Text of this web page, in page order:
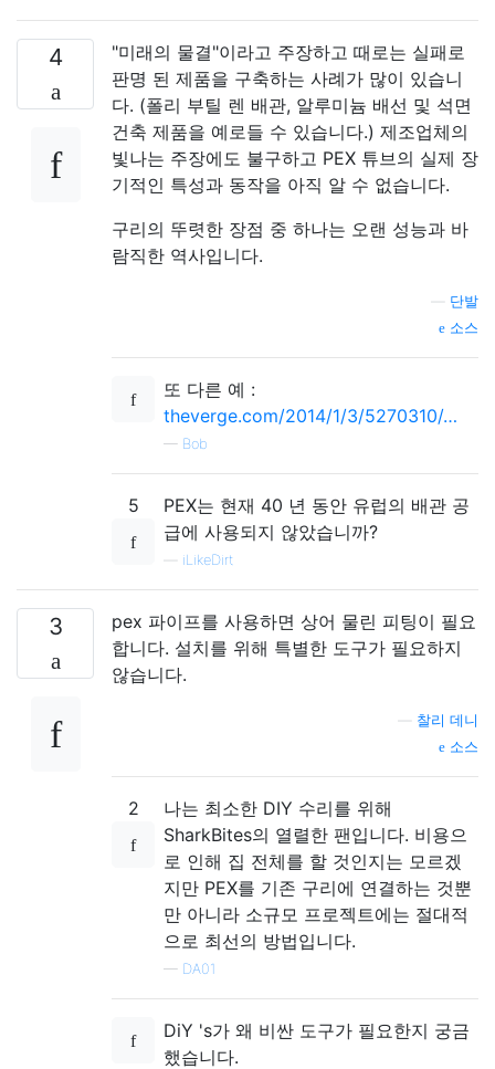
4
"미래의 물결"이라고 주장하고 때로는 실패로
판명 된 제품을 구축하는 사례가 많이 있습니
다. (폴리 부틸 렌 배관, 알루미늄 배선 및 석면
건축 제품을 예로들 수 있습니다.) 제조업체의
빛나는 주장에도 불구하고 PEX 튜브의 실제 장
기적인 특성과 동작을 아직 알 수 없습니다.
구리의 뚜렷한 장점 중 하나는 오랜 성능과 바
람직한 역사입니다.
단발
소스
또 다른 예 :
theverge.com/2014/1/3/5270310/…
— Bob
5
PEX는 현재 40 년 동안 유럽의 배관 공
급에 사용되지 않았습니까?
iLikeDirt
3
pex 파이프를 사용하면 상어 물린 피팅이 필요
합니다. 설치를 위해 특별한 도구가 필요하지
않습니다.
찰리 데니
소스
2
나는 최소한 DIY 수리를 위해
SharkBites의 열렬한 팬입니다. 비용으
로 인해 집 전체를 할 것인지는 모르겠
지만 PEX를 기존 구리에 연결하는 것뿐
만 아니라 소규모 프로젝트에는 절대적
으로 최선의 방법입니다.
— DA01
DiY 's가 왜 비싼 도구가 필요한지 궁금
했습니다.